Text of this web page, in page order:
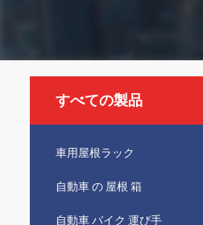
すべての製品
車用屋根ラック
自動車 の 屋根 箱
自動車 バイク 運び手